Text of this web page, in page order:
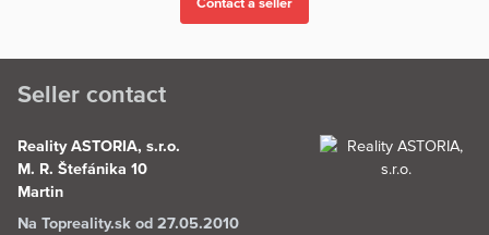
Seller contact
Reality ASTORIA, s.r.o.
M. R. Štefánika 10
Martin
Na Topreality.sk od 27.05.2010